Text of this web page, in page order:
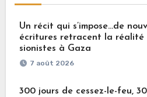
Un récit qui s’impose…de
écritures retracent la réalité
sionistes à Gaza
7 août 2026
300 jours de cessez-le-feu,